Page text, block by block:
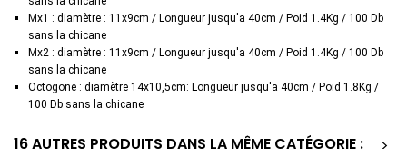
Mx1 : diamètre : 11x9cm / Longueur jusqu'a 40cm / Poid 1.4Kg / 100 Db
sans la chicane
Mx2 : diamètre : 11x9cm / Longueur jusqu'a 40cm / Poid 1.4Kg / 100 Db
sans la chicane
Octogone : diamètre 14x10,5cm: Longueur jusqu'a 40cm / Poid 1.8Kg /
100 Db sans la chicane
16 AUTRES PRODUITS DANS LA MÊME CATÉGORIE :
>